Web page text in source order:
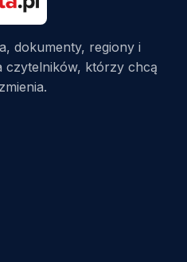
dokumenty, regiony i
czytelników, którzy chcą